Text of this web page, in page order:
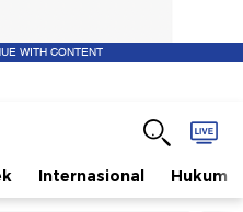
WITH CONTENT
Internasional Hukum